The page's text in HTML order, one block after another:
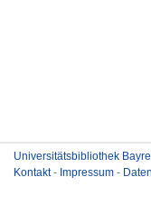
Universitätsbibliothek
Kontakt- Impressum -